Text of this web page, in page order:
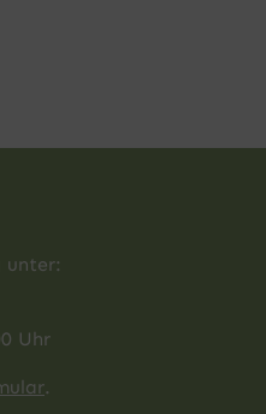
unter:
Uhr
.